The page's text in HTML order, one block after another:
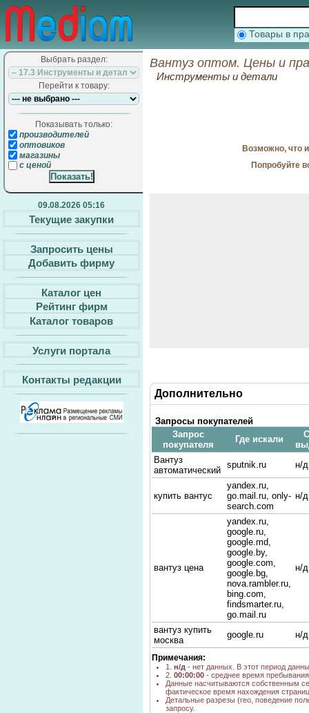
Товары в
Выбрать раздел:
Перейти к товару:
Показывать только:
производителей
оптовиков
магазины
с ценой
09.08.2026 05:16
Текущие закупки
Запросить цены
Добавить фирму
Каталог цен
Рейтинг фирм
Каталог товаров
Услуги портала
Контакты редакции
Вантуз оптом. Цены и
Инструменты и детали
Возможно, что
Попробуйте
Дополнительно
Запросы покупателей
Запрос
покупателя
Где искали
Вантуз
автоматический
sputnik.ru н/д
купить вантус
yandex.ru,
go.mail.ru, only-
search.com
н/д
вантуз цена
yandex.ru,
google.ru,
google.md,
google.by,
google.com,
google.bg,
nova.rambler.ru,
bing.com,
findsmarter.ru,
go.mail.ru
н/д
вантуз купить
москва
google.ru н/д
Примечания:
1. н/д - нет данных. В этот период
2. 00:00:00 - среднее время
Данные насчитываются собственным
фактическое время нахождения
Детальные разрезы (гео, поведение
запросу.